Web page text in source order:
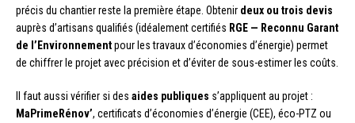
précis du chantier reste la première étape. Obtenir deux ou trois devis
auprès d’artisans qualifiés (idéalement certifiés RGE — Reconnu Garant
de l’Environnementpour les travaux d’économies d’énergie) permet
de chiffrer le projet avec précision et d’éviter de sous-estimer les coûts.
Il faut aussi vérifier si des aides publiques s’appliquent au projet :
MaPrimeRénov’, certificats d’économies d’énergie (CEE), éco-PTZ ou